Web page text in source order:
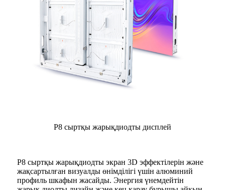
P8 сыртқы жарықдиодты дисплей
P8 сыртқы жарықдиодты экран 3D эффектілерін және
жақсартылған визуалды өнімділігі үшін алюминий
профиль шкафын жасайды. Энергия үнемдейтін